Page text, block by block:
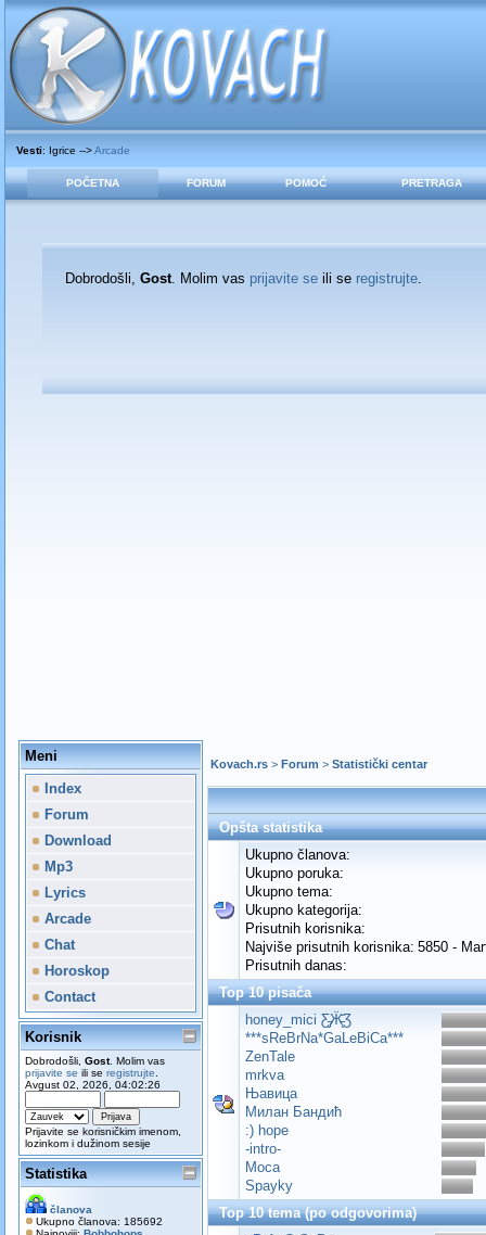
Vesti: Igrice -->Arcade
POČETNA FORUM POMOĆ PRETRAGA
Dobrodošli, Gost. Molim vas prijavite seili se registrujte.
Meni
Index
Forum
Download
Mp3
Lyrics
Arcade
Chat
Horoskop
Contact
Korisnik
Dobrodošli, Gost. Molim vas
prijavite se ili se registrujte
Avgust 02, 2026, 04:02:26
Prijavite se korisničkim imenom,
lozinkom i dužinom sesije
Statistika
članova
Ukupno članova: 185692
Kovach.rs> Forum > Statistički centar
Opšta statistika
Ukupno članova:
Ukupno poruka:
Ukupno tema:
Ukupno kategorija:
Prisutnih korisnika:
Najviše prisutnih korisnika: 5850 -
Prisutnih danas:
Top 10 pisača
honey_mici Ƹ̵̡Ӝ̵̨̄Ʒ
***sReBrNa*GaLeBiCa***
ZenTale
mrkva
Њавица
Милан Бандић
:) hope
-intro-
Moca
Spayky
Top 10 tema (po odgovorima)